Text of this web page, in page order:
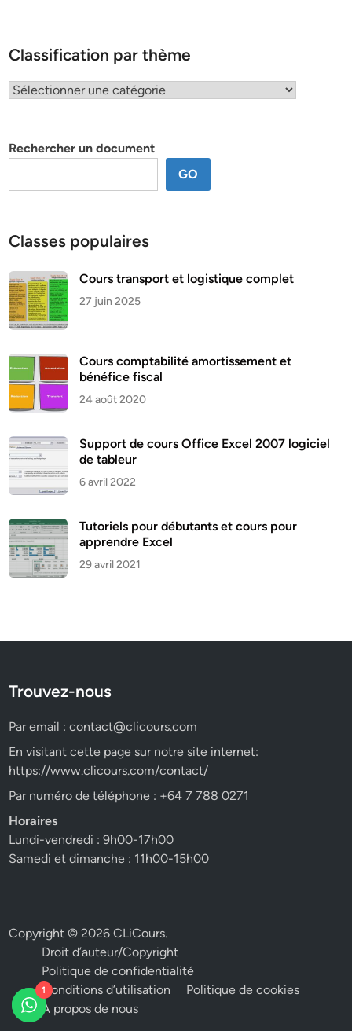
Classification par thème
Classification
Rechercher un document
GO
Classes populaires
Cours transport et logistique complet
27 juin 2025
Cours comptabilité amortissement et
bénéfice fiscal
24 août 2020
Support de cours Office Excel 2007 logiciel
de tableur
6 avril 2022
Tutoriels pour débutants et cours pour
apprendre Excel
29 avril 2021
Trouvez-nous
Par email :contact@clicours.com
En visitant cette page sur notre site internet:
https://www.clicours.com/contact/
Par numéro de téléphone : +64 7 788 0271
Horaires
Lundi-vendredi : 9h00-17h00
Samedi et dimanche : 11h00-15h00
Copyright © 2026CLiCours.
Droit d’auteur/Copyright
Politique de confidentialité
Conditions d’utilisation
Politique de cookies
A propos de nous
1